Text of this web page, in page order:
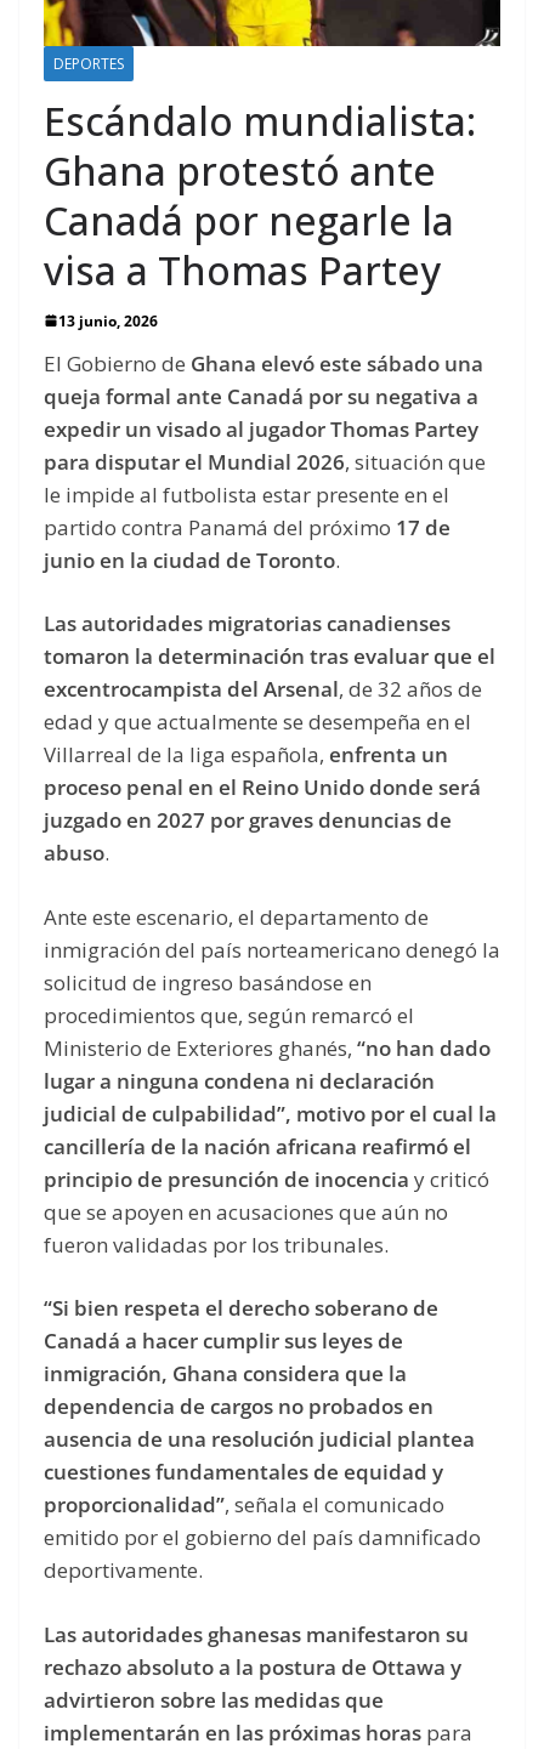
DEPORTES
Escándalo mundialista:
Ghana protestó ante
Canadá por negarle la
visa a Thomas Partey
13 junio, 2026
El Gobierno de Ghana elevó este sábado una
queja formal ante Canadá por su negativa a
expedir un visado al jugador Thomas Partey
para disputar el Mundial 2026, situación que
le impide al futbolista estar presente en el
partido contra Panamá del próximo 17 de
junio en la ciudad de Toronto.
Las autoridades migratorias canadienses
tomaron la determinación tras evaluar que el
excentrocampista del Arsenal, de 32 años de
edad y que actualmente se desempeña en el
Villarreal de la liga española, enfrenta un
proceso penal en el Reino Unido donde será
juzgado en 2027 por graves denuncias de
abuso.
Ante este escenario, el departamento de
inmigración del país norteamericano denegó la
solicitud de ingreso basándose en
procedimientos que, según remarcó el
Ministerio de Exteriores ghanés, “no han dado
lugar a ninguna condena ni declaración
judicial de culpabilidad”, motivo por el cual la
cancillería de la nación africana reafirmó el
principio de presunción de inocencia y criticó
que se apoyen en acusaciones que aún no
fueron validadas por los tribunales.
“Si bien respeta el derecho soberano de
Canadá a hacer cumplir sus leyes de
inmigración, Ghana considera que la
dependencia de cargos no probados en
ausencia de una resolución judicial plantea
cuestiones fundamentales de equidad y
proporcionalidad”, señala el comunicado
emitido por el gobierno del país damnificado
deportivamente.
Las autoridades ghanesas manifestaron su
rechazo absoluto a la postura de Ottawa y
advirtieron sobre las medidas que
implementarán en las próximas horas para